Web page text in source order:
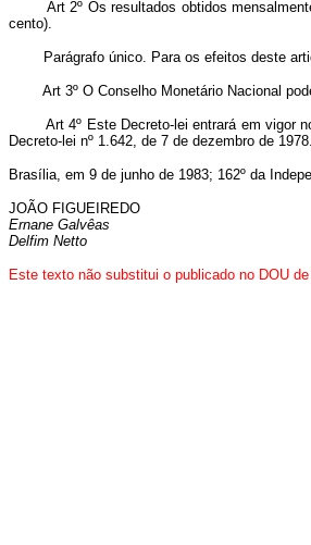
Art 2º Os resultados obtidos
cento).
Parágrafo único. Para os efeitos deste
Art 3º O Conselho Monetário Nacional
Art 4º Este Decreto-lei entrará em vigor
Decreto-lei nº 1.642, de 7 de dezembro de 1978.
Brasília, em 9 de junho de 1983; 162º da
JOÃO FIGUEIREDO
Ernane Galvêas
Delfim Netto
Este texto não substitui o publicado no DOU